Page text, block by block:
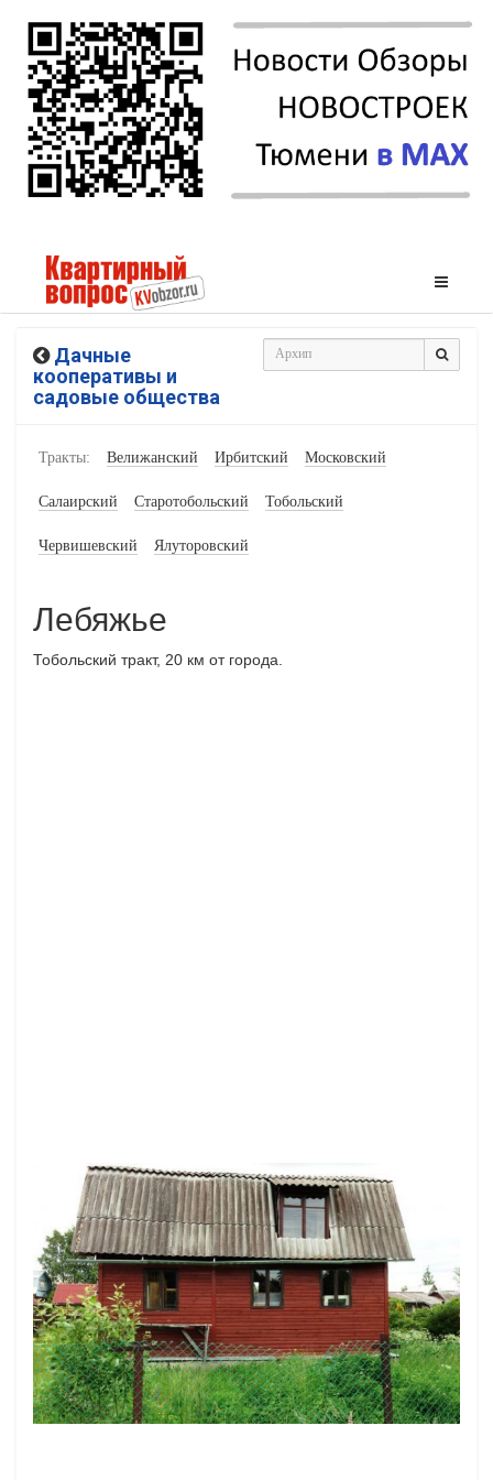
Дачные
кооперативы и
садовые общества
Тракты: Велижанский Ирбитский Московский
Салаирский Старотобольский Тобольский
Червишевский Ялуторовский
Лебяжье
Тобольский тракт, 20 км от города.